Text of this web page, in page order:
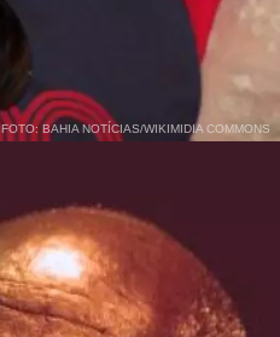
FOTO: BAHIA NOTÍCIAS/WIKIMIDIA COMMONS